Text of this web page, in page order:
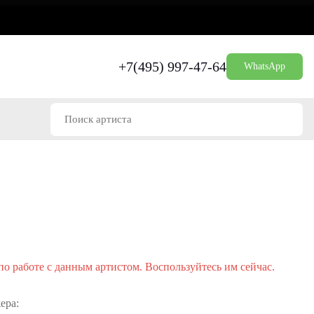
+7(495) 997-47-64 WhatsApp
работе с данным артистом. Воспользуйтесь им сейчас.